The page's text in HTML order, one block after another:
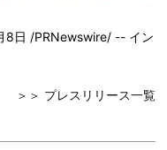
8日 /PRNewswire/ -- イン
＞＞ プレスリリース一覧